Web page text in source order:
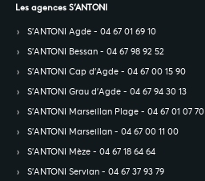
Les agences S’ANTONI
S’ANTONI Agde - 04 67 01 69 10
S’ANTONI Bessan - 04 67 98 92 52
S’ANTONI Cap d'Agde - 04 67 00 15 90
S’ANTONI Grau d'Agde - 04 67 94 30 13
S’ANTONI Marseillan Plage - 04 67 01 07 70
S’ANTONI Marseillan - 04 67 00 11 00
S’ANTONI Mèze - 04 67 18 64 64
S’ANTONI Servian - 04 67 37 93 79